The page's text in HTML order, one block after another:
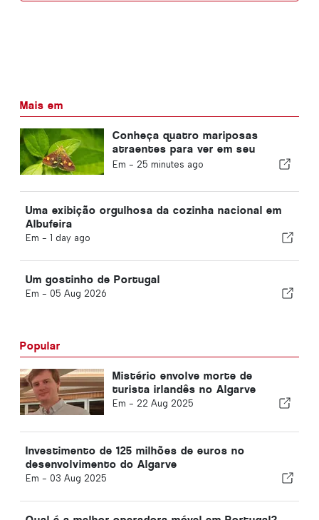
Mais em
Conheça quatro mariposas
atraentes para ver em seu
jardim
Em - 25 minutes ago
Uma exibição orgulhosa da cozinha nacional em
Albufeira
Em - 1 day ago
Um gostinho de Portugal
Em - 05 Aug 2026
Popular
Mistério envolve morte de
turista irlandês no Algarve
Em - 22 Aug 2025
Investimento de 125 milhões de euros no
desenvolvimento do Algarve
Em - 03 Aug 2025